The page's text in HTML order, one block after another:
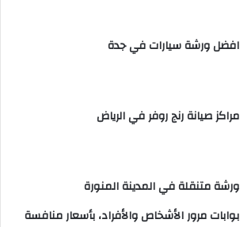
افضل ورشة سيارات في جدة
مراكز صيانة رنج روفر في الرياض
ورشة متنقلة في المدينة المنورة
بوابات مرور الأشخاص والأفراد، بأسعار منافسة